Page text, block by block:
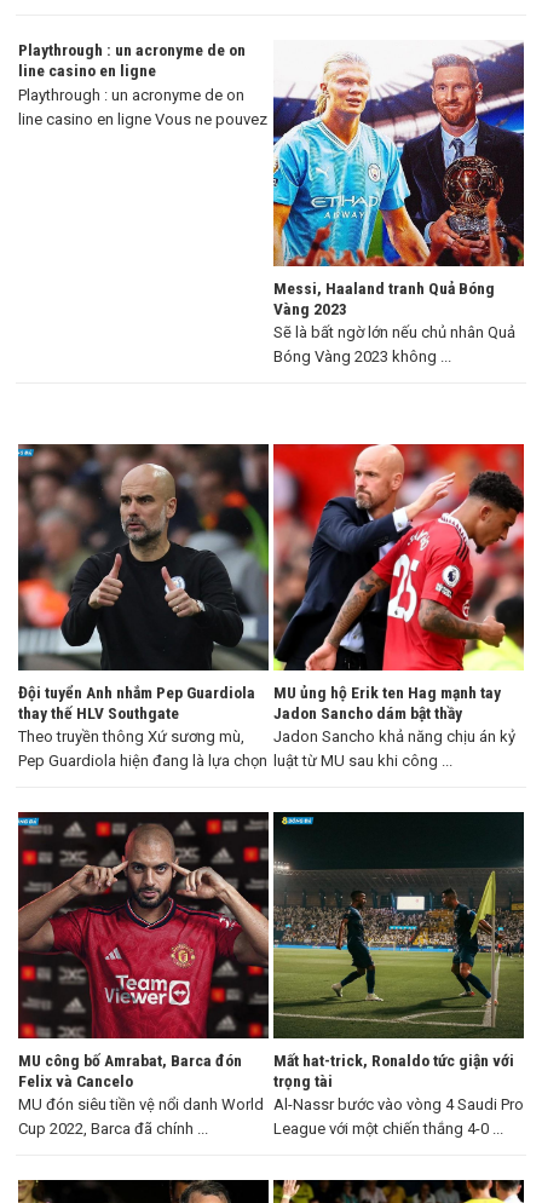
Playthrough : un acronyme de on
line casino en ligne
Playthrough : un acronyme de on
line casino en ligne Vous ne pouvez
Messi, Haaland tranh Quả Bóng
Vàng 2023
Sẽ là bất ngờ lớn nếu chủ nhân Quả
Bóng Vàng 2023 không ...
Đội tuyển Anh nhắm Pep Guardiola
thay thế HLV Southgate
Theo truyền thông Xứ sương mù,
Pep Guardiola hiện đang là lựa chọn
MU ủng hộ Erik ten Hag mạnh tay
Jadon Sancho dám bật thầy
Jadon Sancho khả năng chịu án kỷ
luật từ MU sau khi công ...
MU công bố Amrabat, Barca đón
Felix và Cancelo
MU đón siêu tiền vệ nổi danh World
Cup 2022, Barca đã chính ...
Mất hat-trick, Ronaldo tức giận với
trọng tài
Al-Nassr bước vào vòng 4 Saudi Pro
League với một chiến thắng 4-0 ...